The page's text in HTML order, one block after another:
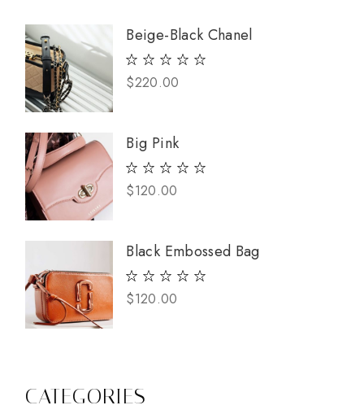
Beige-Black Chanel
$220.00
Big Pink
$120.00
Black Embossed Bag
$120.00
CATEGORIES